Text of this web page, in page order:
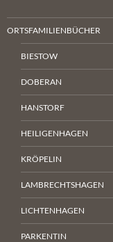
ORTSFAMILIENBÜCHER
BIESTOW
DOBERAN
HANSTORF
HEILIGENHAGEN
KRÖPELIN
LAMBRECHTSHAGEN
LICHTENHAGEN
PARKENTIN